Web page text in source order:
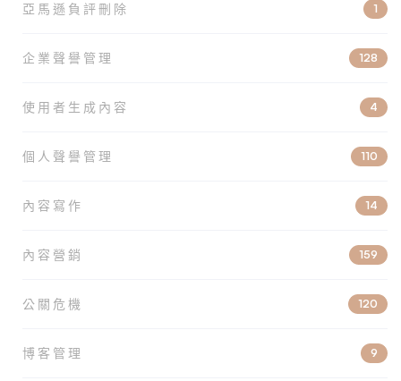
亞馬遜負評刪除 1
企業聲譽管理 128
使用者生成內容 4
個人聲譽管理 110
內容寫作 14
內容營銷 159
公關危機 120
博客管理 9